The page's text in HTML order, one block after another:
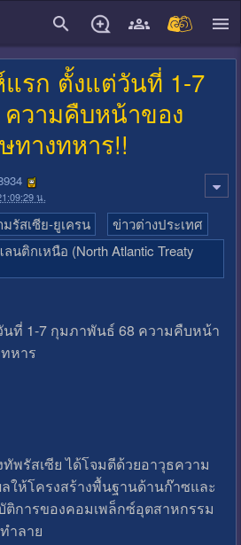
ก ตั้งแต่วันที่ 1-7
วามคืบหน้าของ
ทางทหาร!!
น.
มรัสเซีย-ยูเครน
ข่าวต่างประเทศ
ติกเหนือ (North Atlantic Treaty
ที่ 1-7 กุมภาพันธ์ 68 ความคืบหน้า
หาร
พรัสเซีย ได้โจมตีด้วยอาวุธความ
ให้โครงสร้างพื้นฐานด้านก๊าซและ
การของคอมเพล็กซ์อุตสาหกรรม
ำลาย
close